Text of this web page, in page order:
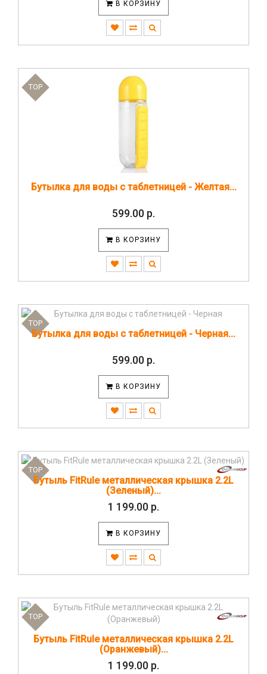
В КОРЗИНУ
TOP
Бутылка для воды с таблетницей - Желтая...
599.00 р.
В КОРЗИНУ
TOP
Бутылка для воды с таблетницей - Черная...
599.00 р.
В КОРЗИНУ
TOP
Бутыль FitRule металлическая крышка 2.2L
(Зеленый)...
1 199.00 р.
В КОРЗИНУ
TOP
Бутыль FitRule металлическая крышка 2.2L
(Оранжевый)...
1 199.00 р.